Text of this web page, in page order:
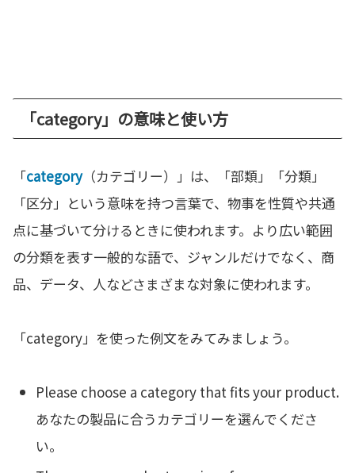
「category」の意味と使い方
「category（カテゴリー）」は、「部類」「分類」
「区分」という意味を持つ言葉で、物事を性質や共通
点に基づいて分けるときに使われます。より広い範囲
の分類を表す一般的な語で、ジャンルだけでなく、商
品、データ、人などさまざまな対象に使われます。
「category」を使った例文をみてみましょう。
Please choose a category that fits your product.
あなたの製品に合うカテゴリーを選んでくださ
い。